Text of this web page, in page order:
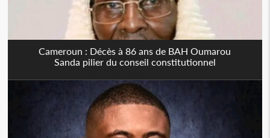
Cameroun : Décès à 86 ans de BAH Oumarou
Sanda pilier du conseil constitutionnel